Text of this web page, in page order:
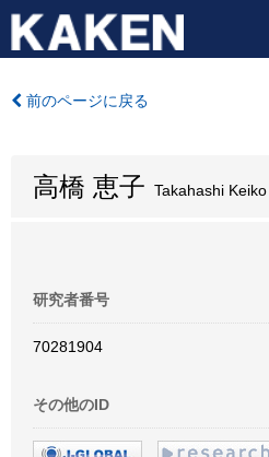
前のページに戻る
高橋 恵子 Takahashi Keiko
研究者番号
70281904
その他のID